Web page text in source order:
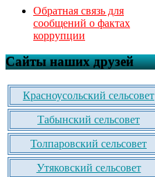
Обратная связь для
сообщений о фактах
коррупции
Сайты наших друзей
Красноусольский сельсовет
Табынский сельсовет
Толпаровский сельсовет
Утяковский сельсовет